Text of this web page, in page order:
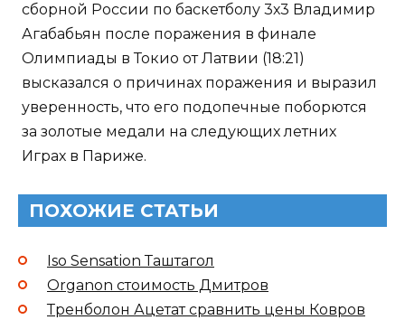
сборной России по баскетболу 3х3 Владимир
Агабабьян после поражения в финале
Олимпиады в Токио от Латвии (18:21)
высказался о причинах поражения и выразил
уверенность, что его подопечные поборются
за золотые медали на следующих летних
Играх в Париже.
ПОХОЖИЕ СТАТЬИ
Iso Sensation Таштагол
Organon стоимость Дмитров
Тренболон Ацетат сравнить цены Ковров